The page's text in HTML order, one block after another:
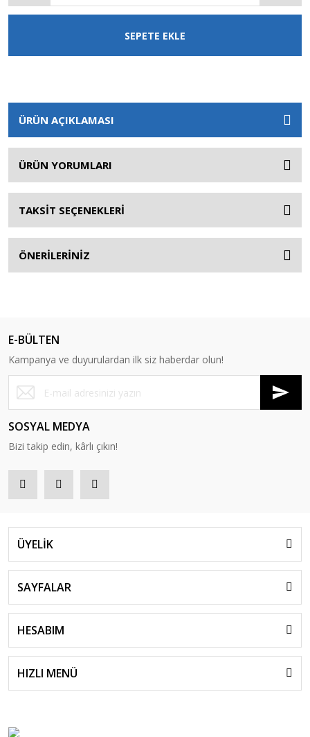
SEPETE EKLE
ÜRÜN AÇIKLAMASI
ÜRÜN YORUMLARI
TAKSİT SEÇENEKLERİ
ÖNERİLERİNİZ
E-BÜLTEN
Kampanya ve duyurulardan ilk siz haberdar olun!
SOSYAL MEDYA
Bizi takip edin, kârlı çıkın!
ÜYELİK
SAYFALAR
HESABIM
HIZLI MENÜ